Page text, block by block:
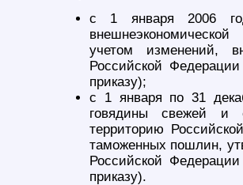
с 1 января 2006
учетом изменений,
Российской
приказу);
с 1 января по 31
говядины свежей и
территорию
таможенных пошлин,
Российской
приказу).